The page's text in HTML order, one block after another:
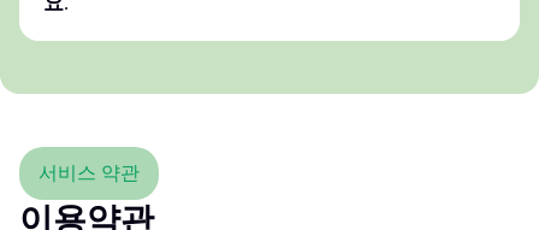
서비스 약관
이용약관